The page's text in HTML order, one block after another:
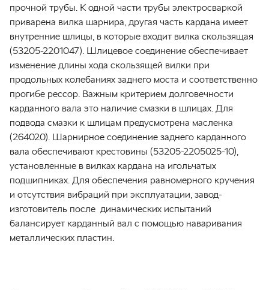
прочной трубы. К одной части трубы электросваркой
приварена вилка шарнира, другая часть кардана имеет
внутренние шлицы, в которые входит вилка скользящая
(53205-2201047). Шлицевое соединение обеспечивает
изменение длины хода скользящей вилки при
продольных колебаниях заднего моста и соответственно
прогибе рессор. Важным критерием долговечности
карданного вала это наличие смазки в шлицах. Для
подвода смазки к шлицам предусмотрена масленка
(264020). Шарнирное соединение заднего карданного
вала обеспечивают крестовины (53205-2205025-10),
установленные в вилках кардана на игольчатых
подшипниках. Для обеспечения равномерного кручения
и отсутствия вибраций при эксплуатации, завод-
изготовитель после динамических испытаний
балансирует карданный вал с помощью наваривания
металлических пластин.